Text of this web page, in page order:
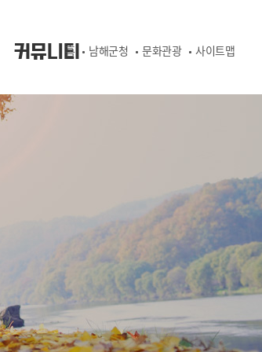
커뮤니티
홈 남해군청 문화관광 사이트맵